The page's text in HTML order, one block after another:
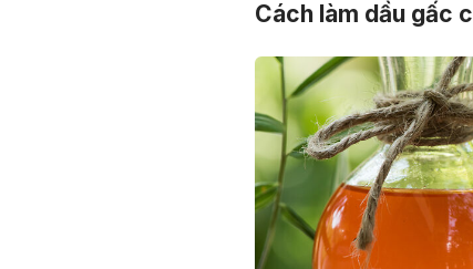
Cách làm dầu gấc